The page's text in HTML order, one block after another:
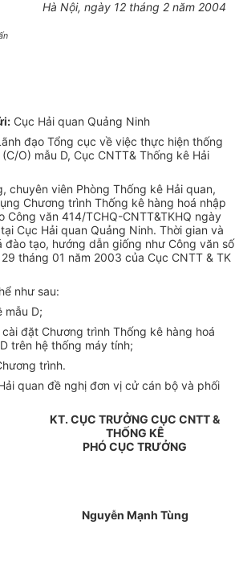
Hà Nội, ngày 12 tháng 2 năm 2004
Cục Hải quan Quảng Ninh
đạo Tổng cục về việc thực hiện thống
O) mẫu D, Cục CNTT& Thống kê Hải
chuyên viên Phòng Thống kê Hải quan,
Chương trình Thống kê hàng hoá nhập
Công văn 414/TCHQ-CNTT&TKHQ ngày
Cục Hải quan Quảng Ninh. Thời gian và
tạo, hướng dẫn giống như Công văn số
tháng 01 năm 2003 của Cục CNTT & TK
như sau:
mẫu D;
đặt Chương trình Thống kê hàng hoá
trên hệ thống máy tính;
trình.
quan đề nghị đơn vị cử cán bộ và phối
KT. CỤC TRƯỞNG CỤC CNTT &
THỐNG KÊ
PHÓ CỤC TRƯỞNG
Nguyễn Mạnh Tùng